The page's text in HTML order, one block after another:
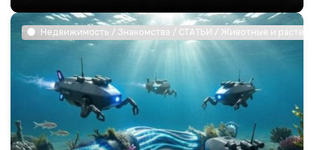
Недвижимость / Знакомства / СТАТЬИ / Животные и